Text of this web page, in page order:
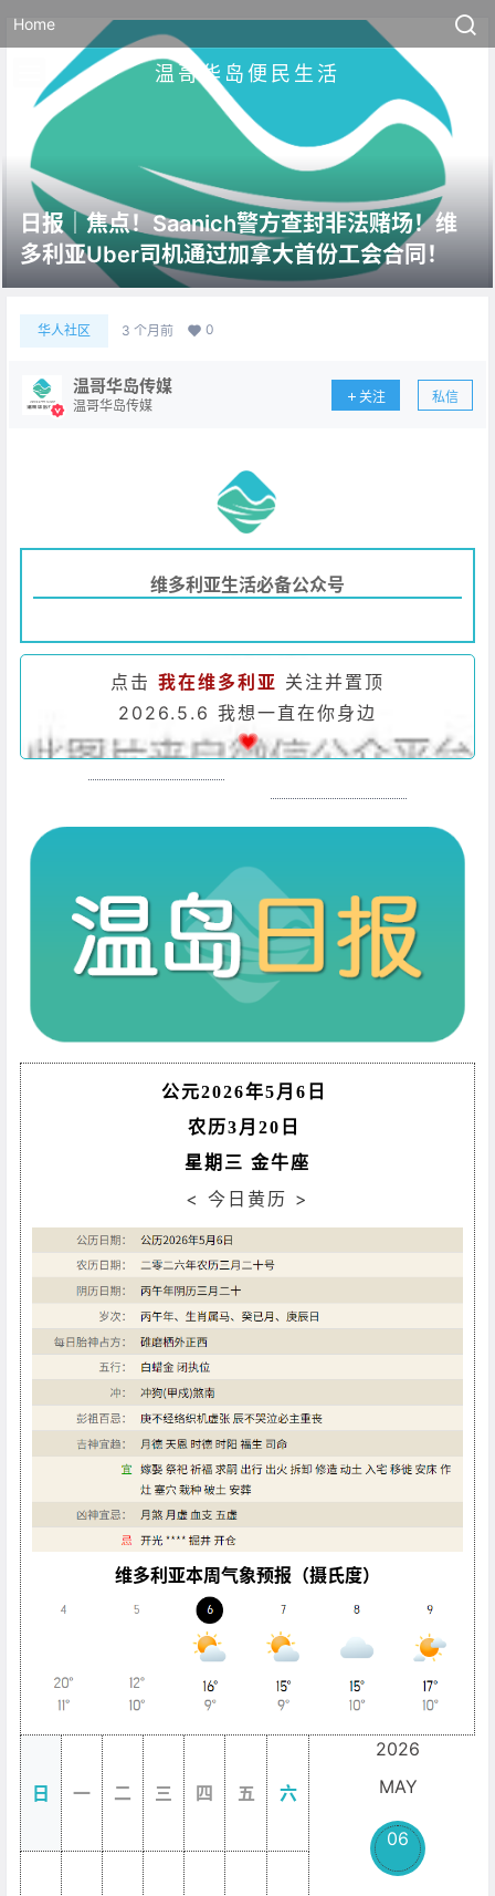
Home
温哥华岛便民生活
日报｜焦点！Saanich警方查封非法赌场！维
多利亚Uber司机通过加拿大首份工会合同！
华人社区 3 个月前 0
温哥华岛传媒
温哥华岛传媒
关注 私信
维多利亚生活必备公众号
点击 我在维多利亚 关注并置顶
2026.5.6 我想一直在你身边
公元2026年5月6日
农历3月20日
星期三 金牛座
< 今日黄历 >
维多利亚本周气象预报（摄氏度）
日 一 二 三 四 五 六
2026
MAY
06